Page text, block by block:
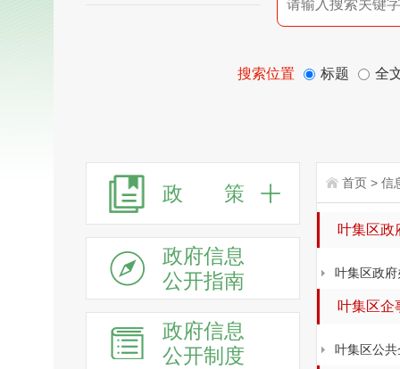
搜索位置 标题 全
政 策
政府信息
公开指南
政府信息
公开制度
首页 > 信
叶集区政
叶集区政府
叶集区企
叶集区公